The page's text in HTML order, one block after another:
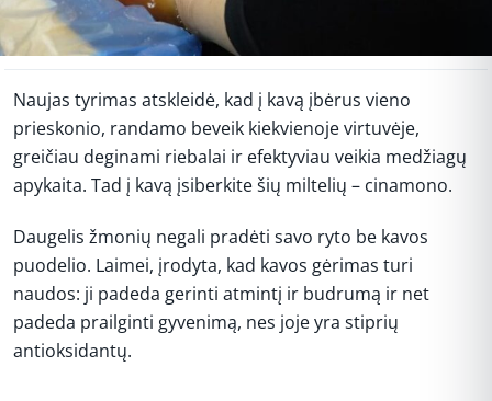
Naujas tyrimas atskleidė, kad į kavą įbėrus vieno
prieskonio, randamo beveik kiekvienoje virtuvėje,
greičiau deginami riebalai ir efektyviau veikia medžiagų
apykaita. Tad į kavą įsiberkite šių miltelių – cinamono.
Daugelis žmonių negali pradėti savo ryto be kavos
puodelio. Laimei, įrodyta, kad kavos gėrimas turi
naudos: ji padeda gerinti atmintį ir budrumą ir net
padeda prailginti gyvenimą, nes joje yra stiprių
antioksidantų.